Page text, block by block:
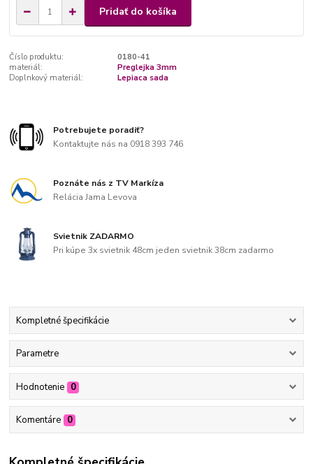
Pridať do košíka
Číslo produktu:
0180-41
materiál:
Preglejka 3mm
Doplnkový materiál:
Lepiaca sada
Potrebujete poradiť?
Kontaktujte nás na 0918 393 746
Poznáte nás z TV Markíza
Relácia Jama Levova
Svietnik ZADARMO
Pri kúpe 3x svietnik 48cm jeden svietnik 38cm zadarmo
Kompletné špecifikácie
Parametre
Hodnotenie 0
Komentáre 0